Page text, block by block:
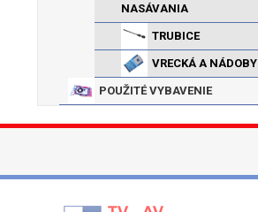
NASÁVANIA
TRUBICE
VRECKÁ A NÁDOBY
POUŽITÉ VYBAVENIE